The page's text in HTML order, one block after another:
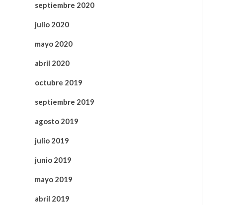
septiembre 2020
julio 2020
mayo 2020
abril 2020
octubre 2019
septiembre 2019
agosto 2019
julio 2019
junio 2019
mayo 2019
abril 2019